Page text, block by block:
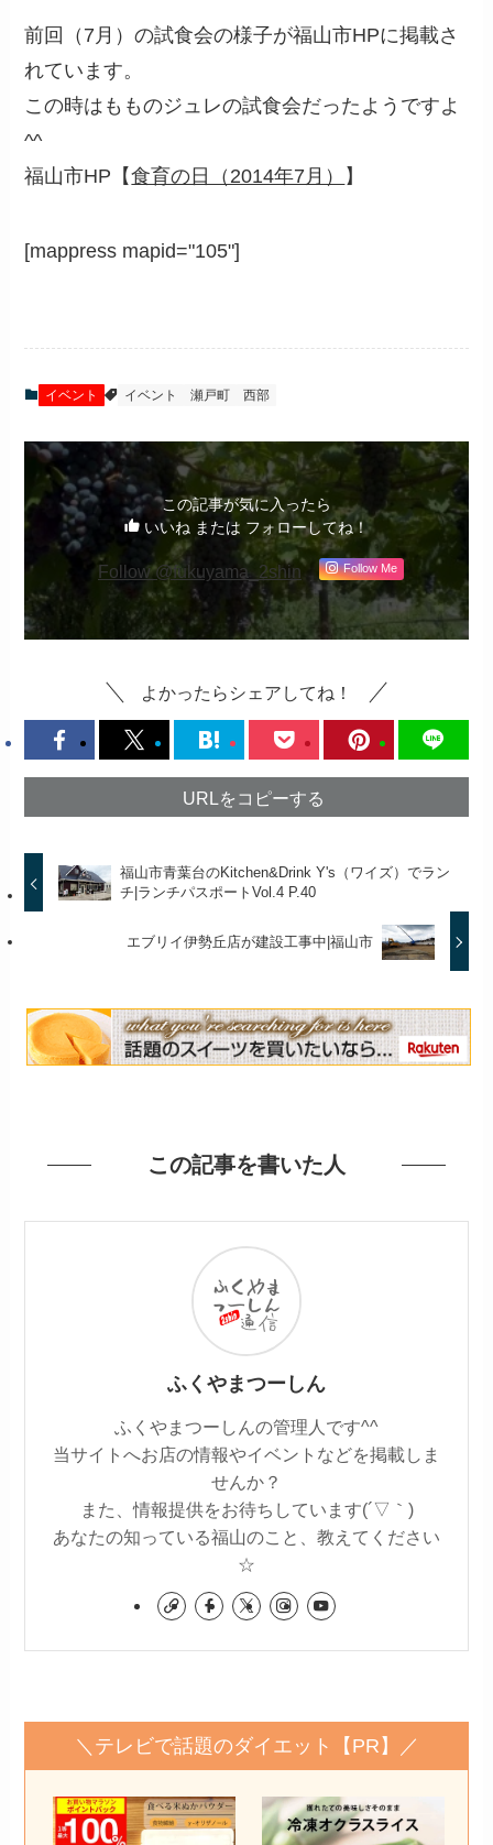
前回（7月）の試食会の様子が福山市HPに掲載さ
れています。
この時はもものジュレの試食会だったようですよ
^^
福山市HP【食育の日（2014年7月） 】
[mappress mapid="105"]
イベント イベント 瀬戸町 西部
この記事が気に入ったら
いいね または フォローしてね！
Follow @fukuyama_2shin Follow Me
よかったらシェアしてね！
URLをコピーする
福山市青葉台のKitchen&Drink Y's（ワイズ）でラン
チ|ランチパスポートVol.4 P.40
エブリイ伊勢丘店が建設工事中|福山市
この記事を書いた人
ふくやまつーしん
ふくやまつーしんの管理人です^^
当サイトへお店の情報やイベントなどを掲載しま
せんか？
また、情報提供をお待ちしています(´▽｀)
あなたの知っている福山のこと、教えてください
☆
＼テレビで話題のダイエット【PR】／